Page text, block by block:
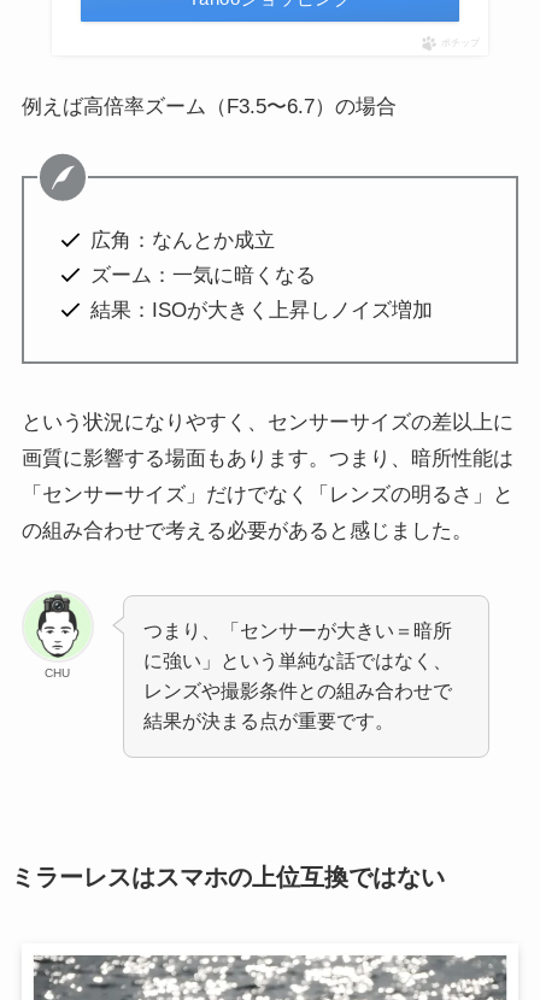
ポチップ
例えば高倍率ズーム（F3.5〜6.7）の場合
広角：なんとか成立
ズーム：一気に暗くなる
結果：ISOが大きく上昇しノイズ増加
という状況になりやすく、センサーサイズの差以上に
画質に影響する場面もあります。つまり、暗所性能は
「センサーサイズ」だけでなく「レンズの明るさ」と
の組み合わせで考える必要があると感じました。
CHU
つまり、「センサーが大きい＝暗所
に強い」という単純な話ではなく、
レンズや撮影条件との組み合わせで
結果が決まる点が重要です。
ミラーレスはスマホの上位互換ではない